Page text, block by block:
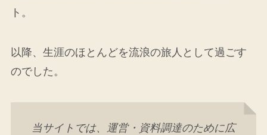
ト。
以降、生涯のほとんどを流浪の旅人として過ごす
のでした。
当サイトでは、運営・資料調達のために広